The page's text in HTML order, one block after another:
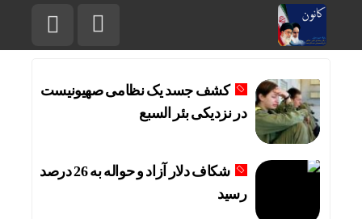
کشف جسد یک نظامی صهیونیست
در نزدیکی بئر السبع
شکاف دلار آزاد و حواله به 26 درصد
رسید